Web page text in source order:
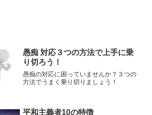
愚痴 対応３つの方法で上手に乗
り切ろう！
愚痴の対応に困っていませんか？３つの
方法でうまく乗り切りましょう！
平和主義者10の特徴